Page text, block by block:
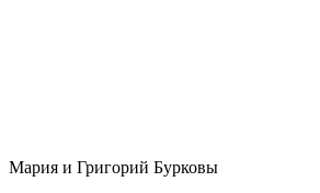
Мария и Григорий Бурковы